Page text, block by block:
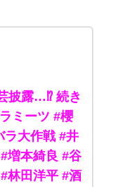
披露…⁉️ 続き
ミーツ #櫻
ラ大作戦 #井
増本綺良 #谷
林田洋平 #酒